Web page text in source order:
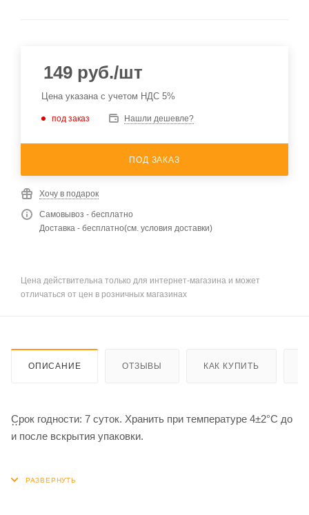
149 руб./шт
Цена указана с учетом НДС 5%
под заказ Нашли дешевле?
ПОД ЗАКАЗ
Хочу в подарок
Самовывоз - бесплатно
Доставка - бесплатно(см. условия доставки)
Цена действительна только для интернет-магазина и может
отличаться от цен в розничных магазинах
ОПИСАНИЕ ОТЗЫВЫ КАК КУПИТЬ
Срок годности: 7 суток. Хранить при температуре 4±2°С до
и после вскрытия упаковки.